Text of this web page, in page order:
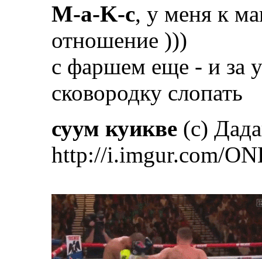
M-a-K-c, у меня к
отношение )))
с фаршем еще - и за
сковородку слопать
суум куикве (с)
http://i.imgur.com/